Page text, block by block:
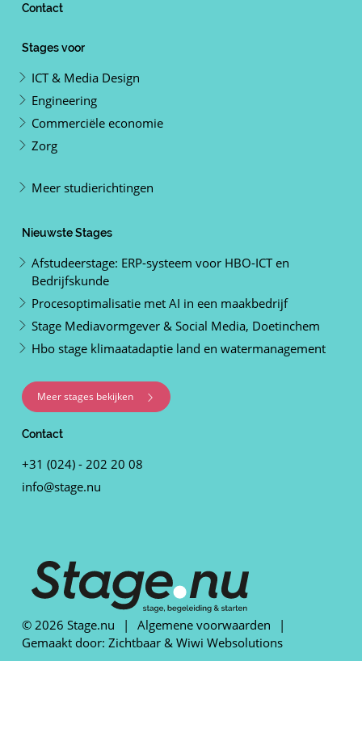
Contact
Stages voor
ICT & Media Design
Engineering
Commerciële economie
Zorg
Meer studierichtingen
Nieuwste Stages
Afstudeerstage: ERP-systeem voor HBO-ICT en
Bedrijfskunde
Procesoptimalisatie met AI in een maakbedrijf
Stage Mediavormgever & Social Media, Doetinchem
Hbo stage klimaatadaptie land en watermanagement
Meer stages bekijken
Contact
+31 (024) - 202 20 08
info@stage.nu
© 2026 Stage.nu | Algemene voorwaarden
|
Gemaakt door: Zichtbaar & Wiwi Websolutions